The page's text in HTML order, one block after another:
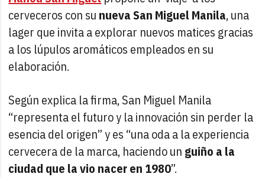
cerveceros con su nueva San Miguel Manila, una
lager que invita a explorar nuevos matices gracias
a los lúpulos aromáticos empleados en su
elaboración.
Según explica la firma, San Miguel Manila
“representa el futuro y la innovación sin perder la
esencia del origen” y es “una oda a la experiencia
cervecera de la marca, haciendo un guiño a la
ciudad que la vio nacer en 1980”.